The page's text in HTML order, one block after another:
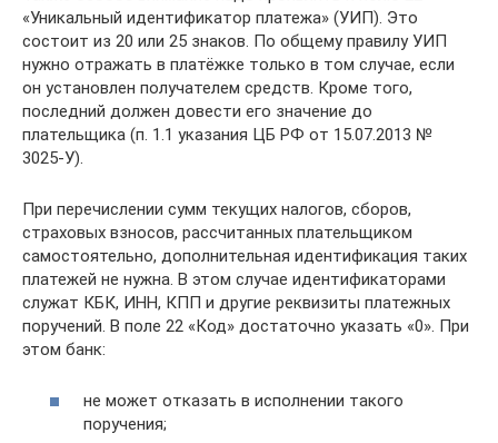
«Уникальный идентификатор платежа» (УИП). Это
состоит из 20 или 25 знаков. По общему правилу УИП
нужно отражать в платёжке только в том случае, если
он установлен получателем средств. Кроме того,
последний должен довести его значение до
плательщика (п. 1.1 указания ЦБ РФ от 15.07.2013 №
3025-У).
При перечислении сумм текущих налогов, сборов,
страховых взносов, рассчитанных плательщиком
самостоятельно, дополнительная идентификация таких
платежей не нужна. В этом случае идентификаторами
служат КБК, ИНН, КПП и другие реквизиты платежных
поручений. В поле 22 «Код» достаточно указать «0». При
этом банк:
не может отказать в исполнении такого
поручения;